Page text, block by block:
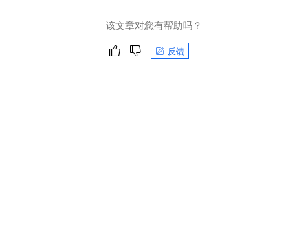
该文章对您有帮助吗？
反馈